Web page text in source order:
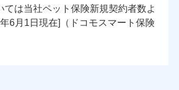
ては当社
新規契約者数よ
年 月
日現在]（ドコモスマート保険